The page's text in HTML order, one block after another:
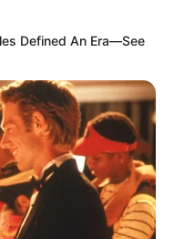
Town
(1 Votes)
Defined An Era—See